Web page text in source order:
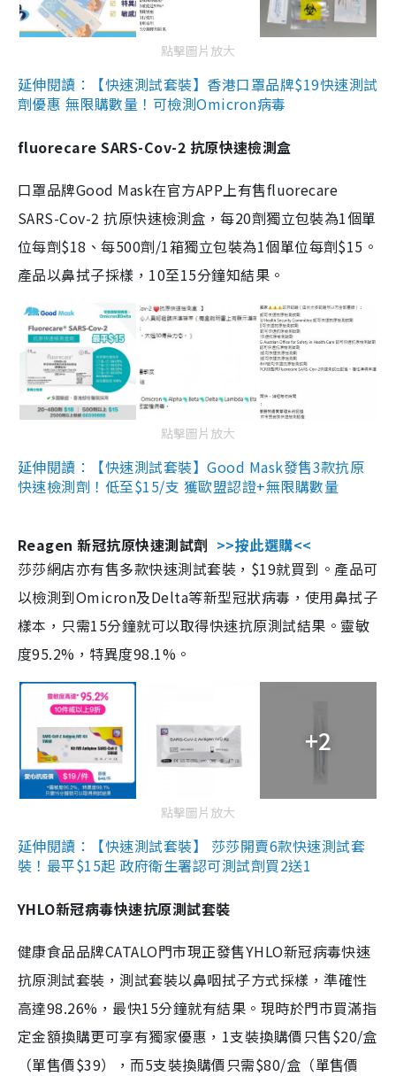
點擊圖片放大
延伸閱讀：【快速測試套裝】香港口罩品牌$19快速測試
劑優惠 無限購數量！可檢測Omicron病毒
fluorecare SARS-Cov-2 抗原快速檢測盒
口罩品牌Good Mask在官方APP上有售fluorecare
SARS-Cov-2 抗原快速檢測盒，每20劑獨立包裝為1個單
位每劑$18、每500劑/1箱獨立包裝為1個單位每劑$15。
產品以鼻拭子採樣，10至15分鐘知結果。
點擊圖片放大
延伸閱讀：【快速測試套裝】Good Mask發售3款抗原
快速檢測劑！低至$15/支 獲歐盟認證+無限購數量
Reagen 新冠抗原快速測試劑 >>按此選購<<
莎莎網店亦有售多款快速測試套裝，$19就買到。產品可
以檢測到Omicron及Delta等新型冠狀病毒，使用鼻拭子
樣本，只需15分鐘就可以取得快速抗原測試結果。靈敏
度95.2%，特異度98.1%。
+2
點擊圖片放大
延伸閱讀：【快速測試套裝】 莎莎開賣6款快速測試套
裝！最平$15起 政府衛生署認可測試劑買2送1
YHLO新冠病毒快速抗原測試套裝
健康食品品牌CATALO門市現正發售YHLO新冠病毒快速
抗原測試套裝，測試套裝以鼻咽拭子方式採樣，準確性
高達98.26%，最快15分鐘就有結果。現時於門市買滿指
定金額換購更可享有獨家優惠，1支裝換購價只售$20/盒
（單售價$39），而5支裝換購價只需$80/盒（單售價